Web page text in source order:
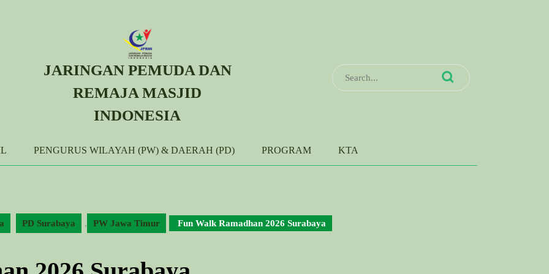
JARINGAN PEMUDA DAN
REMAJA MASJID
INDONESIA
PENGURUS WILAYAH (PW) & DAERAH (PD) PROGRAM KTA
PD Surabaya , PW Jawa Timur Fun Walk Ramadhan 2026 Surabaya